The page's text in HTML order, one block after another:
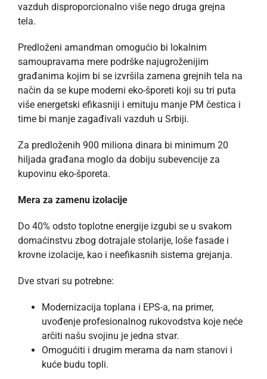
vazduh disproporcionalno više nego druga grejna
tela.
Predloženi amandman omogućio bi lokalnim
samoupravama mere podrške najugroženijim
građanima kojim bi se izvršila zamena grejnih tela na
način da se kupe moderni eko-šporeti koji su tri puta
više energetski efikasniji i emituju manje PM čestica i
time bi manje zagađivali vazduh u Srbiji.
Za predloženih 900 miliona dinara bi minimum 20
hiljada građana moglo da dobiju subevencije za
kupovinu eko-šporeta.
Mera za zamenu izolacije
Do 40% odsto toplotne energije izgubi se u svakom
domaćinstvu zbog dotrajale stolarije, loše fasade i
krovne izolacije, kao i neefikasnih sistema grejanja.
Dve stvari su potrebne:
Modernizacija toplana i EPS-a, na primer,
uvođenje profesionalnog rukovodstva koje neće
arčiti našu svojinu je jedna stvar.
Omogućiti i drugim merama da nam stanovi i
kuće budu topli.